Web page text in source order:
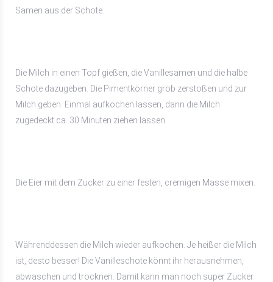
Samen aus der Schote.
Die Milch in einen Topf gießen, die Vanillesamen und die halbe
Schote dazugeben. Die Pimentkörner grob zerstoßen und zur
Milch geben. Einmal aufkochen lassen, dann die Milch
zugedeckt ca. 30 Minuten ziehen lassen.
Die Eier mit dem Zucker zu einer festen, cremigen Masse mixen.
Währenddessen die Milch wieder aufkochen. Je heißer die Milch
ist, desto besser! Die Vanilleschote könnt ihr herausnehmen,
abwaschen und trocknen. Damit kann man noch super Zucker